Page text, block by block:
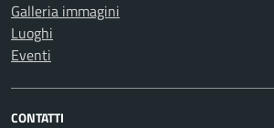
Galleria immagini
Luoghi
Eventi
CONTATTI